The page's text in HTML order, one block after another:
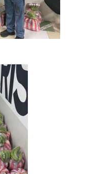
Programas
Adopta un Abuelo
Centro de
Cepudito
Donaciones
La Mujer en el
Listones de Amor
Proyectos
Contacto